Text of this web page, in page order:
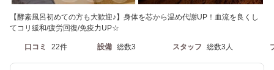
【酵素風呂初めての方も大歓迎♪】身体を芯から温め代謝UP！血流を良くし
てコリ緩和/疲労回復/免疫力UP☆
口コミ 22件 設備 総数3 スタッフ 総数3人